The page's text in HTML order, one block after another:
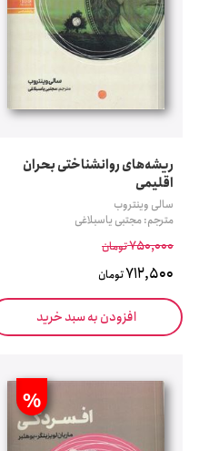
ریشه‌های روانشناختی بحران
اقلیمی
سالی وینتروب
مترجم: مجتبی یاسبلاغی
750,000تومان
712,500تومان
افزودن به سبد خرید
%